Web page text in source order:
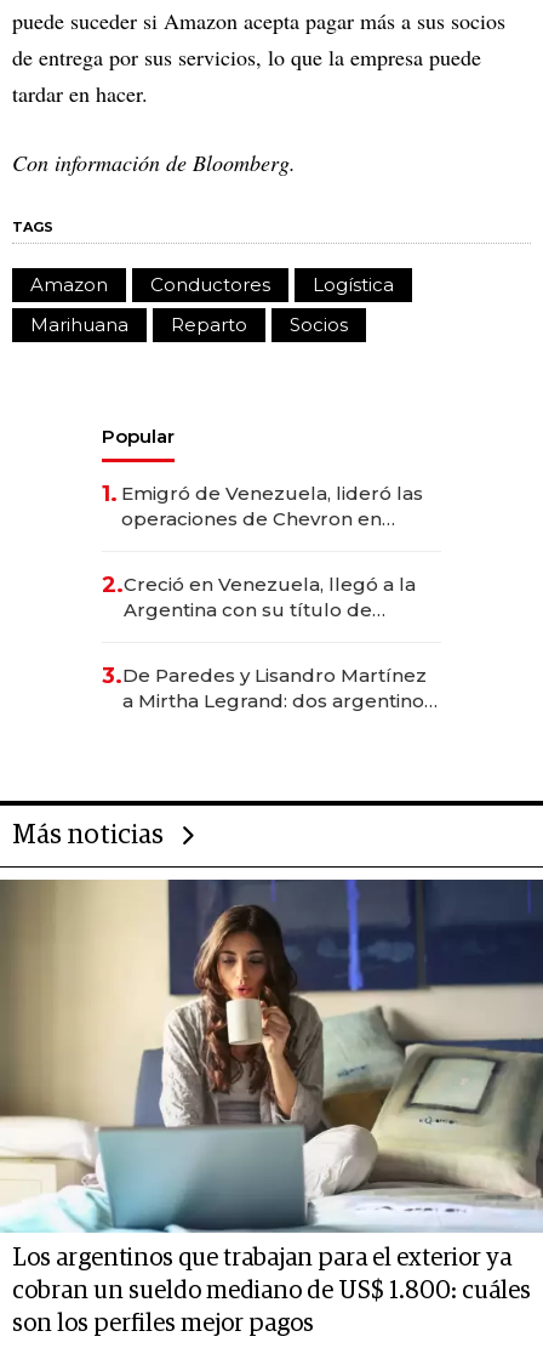
puede suceder si Amazon acepta pagar más a sus socios
de entrega por sus servicios, lo que la empresa puede
tardar en hacer.
Con información de Bloomberg.
TAGS
Amazon Conductores
Logística
Marihuana
Reparto Socios
Popular
1. Emigró de Venezuela, lideró las
operaciones de Chevron en
2.Creció en Venezuela, llegó a la
Argentina con su título de
las marcas "fast premium"
3.De Paredes y Lisandro Martínez
a Mirtha Legrand: dos argentinos
Más noticias
Los argentinos que trabajan para el exterior ya
cobran un sueldo mediano de US$ 1.800: cuáles
son los perfiles mejor pagos